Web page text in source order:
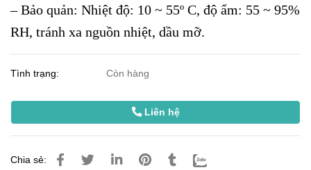
– Bảo quản: Nhiệt độ: 10 ~ 55º C, độ ẩm: 55 ~ 95%
RH, tránh xa nguồn nhiệt, dầu mỡ.
Tình trạng: Còn hàng
Liên hệ
Chia sẻ: